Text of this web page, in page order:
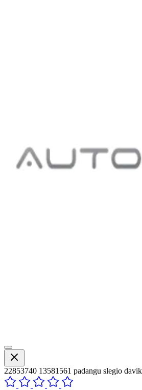
22853740 13581561 padangu slegio